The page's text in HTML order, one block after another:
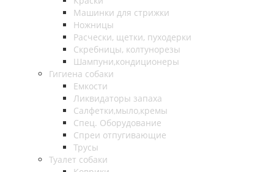
Машинки для стрижки
Ножницы
Расчески, щетки, пуходерки
Скребницы, колтунорезы
Шампуни,кондиционеры
Гигиена собаки
Емкости
Ликвидаторы запаха
Салфетки,мыло,кремы
Спец. Оборудование
Спреи отпугивающие
Трусы
Туалет собаки